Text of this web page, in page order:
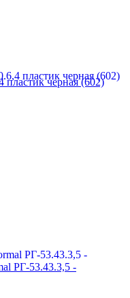
пластик черная (602)
РГ-53.43.3,5 -